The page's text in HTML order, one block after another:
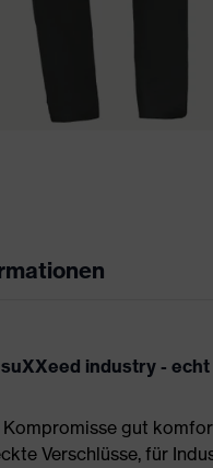
industry -
Kompromisse gut
Verschlüsse, für